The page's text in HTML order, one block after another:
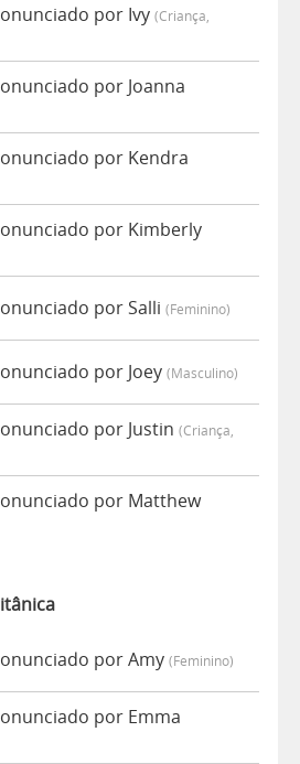
por Ivy (criança,
por Joanna
por Kendra
por Kimberly
por Salli (feminino)
por Joey (masculino)
por Justin (criança,
por Matthew
por Amy (feminino)
por Emma